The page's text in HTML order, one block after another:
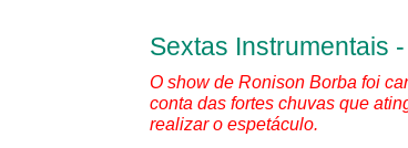
Sextas Instrumentais
O show de Ronison Borba foi
conta das fortes chuvas que
realizar o espetáculo.